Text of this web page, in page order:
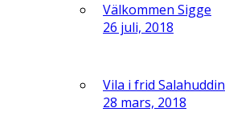
Välkommen Sigge
26 juli, 2018
Vila i frid Salahuddin
28 mars, 2018